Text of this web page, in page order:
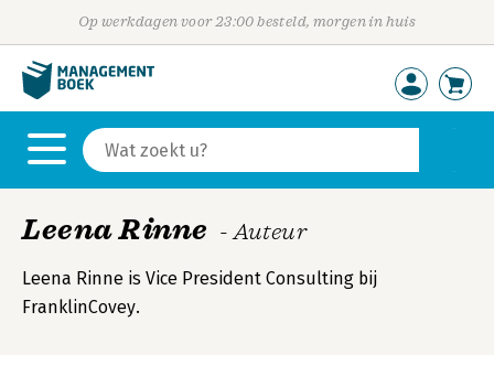
Op werkdagen voor 23:00 besteld, morgen in huis
Leena Rinne - Auteur
Leena Rinne is Vice President Consulting bij
FranklinCovey.